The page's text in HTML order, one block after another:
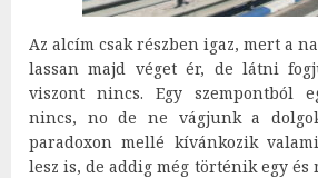
Az alcím csak részben igaz, mert a
lassan majd véget ér, de látni
viszont nincs. Egy szempontból
nincs, no de ne vágjunk a
paradoxon mellé kívánkozik
lesz is, de addig még történik egy és